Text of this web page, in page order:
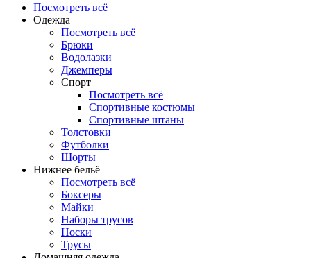
Посмотреть всё
Одежда
Посмотреть всё
Брюки
Водолазки
Джемперы
Спорт
Посмотреть всё
Спортивные костюмы
Спортивные штаны
Толстовки
Футболки
Шорты
Нижнее бельё
Посмотреть всё
Боксеры
Майки
Наборы трусов
Носки
Трусы